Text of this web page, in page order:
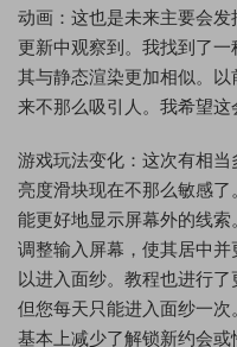
动画：这也是未来主要会
更新中观察到。我找到了
其与静态渲染更加相似。
来不那么吸引人。我希望这
游戏玩法变化：这次有相当
亮度滑块现在不那么敏感
能更好地显示屏幕外的线索。
调整输入屏幕，使其居中
以进入面纱。教程也进行了
但您每天只能进入面纱一次
基本上减少了解锁新约会或